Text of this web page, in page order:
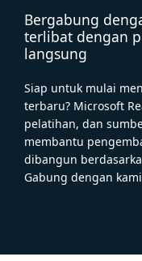
Bergabung
terlibat dengan
langsung
Siap untuk mulai
terbaru? Microsoft
pelatihan, dan
membantu
dibangun
Gabung dengan